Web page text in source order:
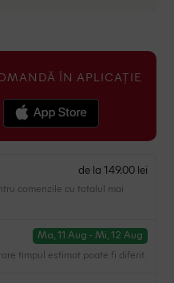
ÎN APLICAȚIE
de la 149.00 lei
comenzile cu totalul mai
Ma, 11 Aug - Mi, 12 Aug
timpul estimat poate fi diferit.